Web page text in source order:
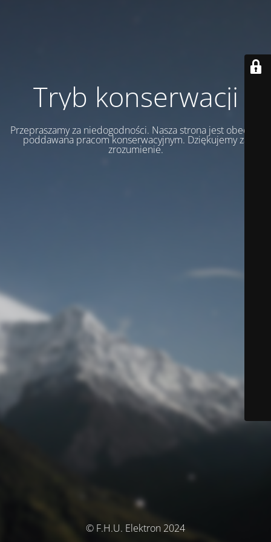
Tryb konserwacji
Przepraszamy za niedogodności. Nasza strona jest obecnie
poddawana pracom konserwacyjnym. Dziękujemy za
zrozumienie.
© F.H.U. Elektron 2024